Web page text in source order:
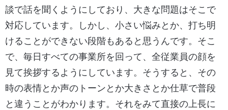
談で話を聞くようにしており、大きな問題はそこで
対応しています。しかし、小さい悩みとか、打ち明
けることができない段階もあると思うんです。そこ
で、毎日すべての事業所を回って、全従業員の顔を
見て挨拶するようにしています。そうすると、その
時の表情とか声のトーンとか大きさとか仕草で普段
と違うことがわかります。それをみて直接の上長に